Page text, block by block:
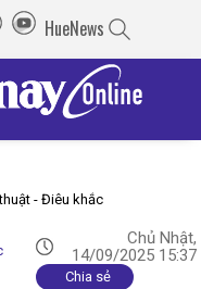
HueNews
- Điêu khắc
Chủ Nhật,
14/09/2025 15:37
Chia sẻ